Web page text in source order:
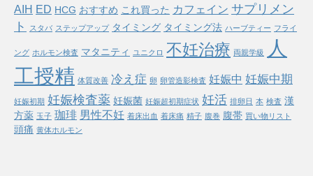
AIH ED HCG おすすめ これ買った カフェイン サプリメン
ト
スタバ ステップアップ タイミング タイミング法 ハーブティー フライ
ング ホルモン検査 マタニティ ユニクロ 不妊治療 両親学級
人
工授精 体質改善 冷え症 卵 卵管造影検査 妊娠中 妊娠中期
妊娠初期 妊娠検査薬 妊娠菌 妊娠超初期症状 妊活 排卵日 本 検査 漢
方薬 玉子 珈琲 男性不妊 着床出血 着床痛 精子 腹巻 腹帯 買い物リスト
頭痛 黄体ホルモン